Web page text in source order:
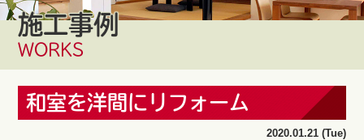
施工事例
WORKS
和室を洋間にリフォーム
2020.01.21 (Tue)